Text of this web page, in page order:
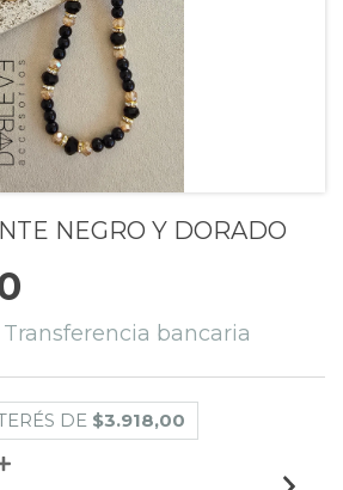
NEGRO Y DORADO
Transferencia bancaria
DE $3.918,00